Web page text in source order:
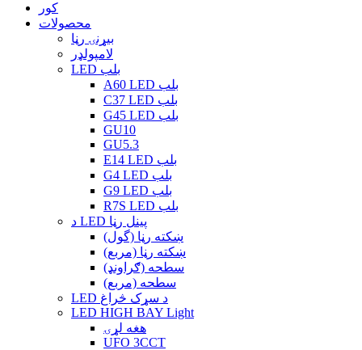
کور
محصولات
بیړنۍ رڼا
لامپولډر
LED بلب
A60 LED بلب
C37 LED بلب
G45 LED بلب
GU10
GU5.3
E14 LED بلب
G4 LED بلب
G9 LED بلب
R7S LED بلب
د LED پینل رڼا
ښکته رڼا (گول)
ښکته رڼا (مربع)
سطحه (ګراونډ)
سطحه (مربع)
LED د سړک څراغ
LED HIGH BAY Light
هغه لړۍ
UFO 3CCT